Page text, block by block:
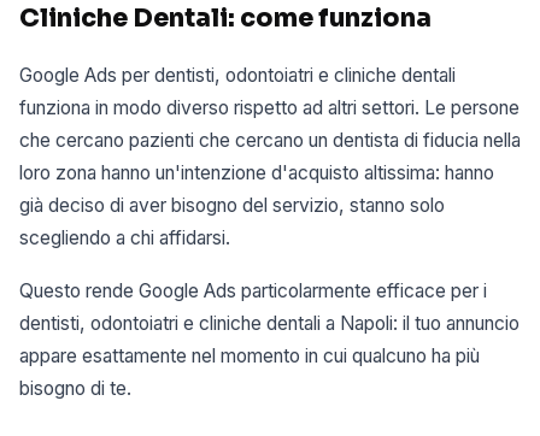
Cliniche Dentali: come funziona
Google Ads per dentisti, odontoiatri e cliniche dentali
funziona in modo diverso rispetto ad altri settori. Le persone
che cercano pazienti che cercano un dentista di fiducia nella
loro zona hanno un'intenzione d'acquisto altissima: hanno
già deciso di aver bisogno del servizio, stanno solo
scegliendo a chi affidarsi.
Questo rende Google Ads particolarmente efficace per i
dentisti, odontoiatri e cliniche dentali a Napoli: il tuo annuncio
appare esattamente nel momento in cui qualcuno ha più
bisogno di te.